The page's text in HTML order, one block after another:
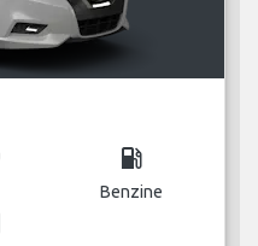
local_gas_station
Benzine